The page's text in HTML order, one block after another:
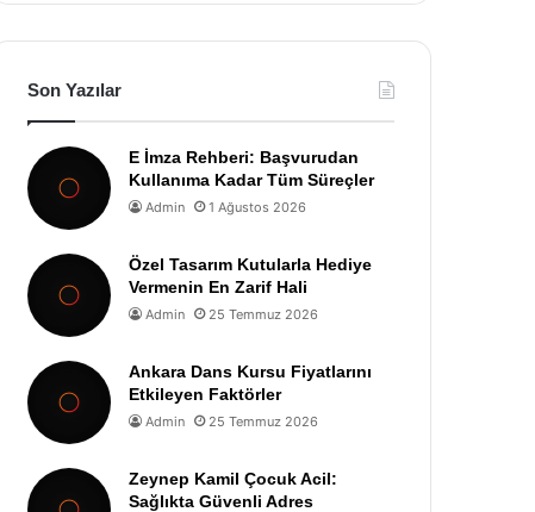
Son Yazılar
E İmza Rehberi: Başvurudan
Kullanıma Kadar Tüm Süreçler
Admin 1 Ağustos 2026
Özel Tasarım Kutularla Hediye
Vermenin En Zarif Hali
Admin 25 Temmuz 2026
Ankara Dans Kursu Fiyatlarını
Etkileyen Faktörler
Admin 25 Temmuz 2026
Zeynep Kamil Çocuk Acil:
Sağlıkta Güvenli Adres